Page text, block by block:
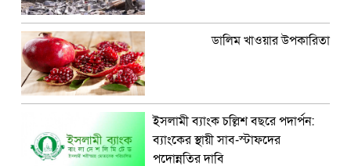
ডালিম খাওয়ার উপকারিতা
ইসলামী ব্যাংক চল্লিশ বছরে পদার্পন:
ব্যাংকের স্থায়ী সাব-স্টাফদের
পদোন্নতির দাবি